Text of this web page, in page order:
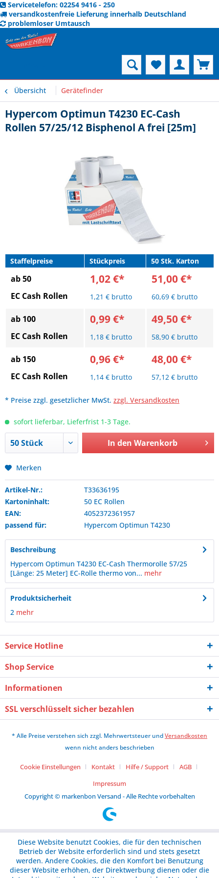
Servicetelefon: 02254 9416 - 250
versandkostenfreie Lieferung innerhalb Deutschland
problemloser Umtausch
Übersicht Gerätefinder
Hypercom Optimun T4230 EC-Cash
Rollen 57/25/12 Bisphenol A frei [25m]
Staffelpreise Stückpreis 50 Stk. Karton
ab 50
EC Cash Rollen
1,02 €*
1,21 € brutto
51,00 €*
60,69 € brutto
ab 100
EC Cash Rollen
0,99 €*
1,18 € brutto
49,50 €*
58,90 € brutto
ab 150
EC Cash Rollen
0,96 €*
1,14 € brutto
48,00 €*
57,12 € brutto
* Preise zzgl. gesetzlicher MwSt. zzgl. Versandkosten
sofort lieferbar, Lieferfrist 1-3 Tage.
In den Warenkorb
Merken
Artikel-Nr.:
T33636195
Kartoninhalt:
50 EC Rollen
EAN:
4052372361957
passend für:
Hypercom Optimun T4230
Beschreibung
Hypercom Optimun T4230 EC-Cash Thermorolle 57/25
[Länge: 25 Meter] EC-Rolle thermo von... mehr
Produktsicherheit
2 mehr
Service Hotline
Shop Service
Informationen
SSL verschlüsselt sicher bezahlen
* Alle Preise verstehen sich zzgl. Mehrwertsteuer undVersandkosten
wenn nicht anders beschrieben
Cookie Einstellungen Kontakt Hilfe / Support
AGB
Impressum
Copyright © markenbon Versand - Alle Rechte vorbehalten
Diese Website benutzt Cookies, die für den technischen
Betrieb der Website erforderlich sind und stets gesetzt
werden. Andere Cookies, die den Komfort bei Benutzung
dieser Website erhöhen, der Direktwerbung dienen oder die